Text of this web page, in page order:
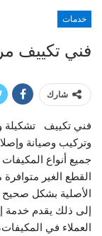
خدمات
فني تكييف مركزى
شارك
فني تكييف تشكيلة
وتركيب وصيانة
جميع أنواع
القطع الغير
الأصلية بشكل صحيح
إلى ذلك يقدم خدمة
العملاء في